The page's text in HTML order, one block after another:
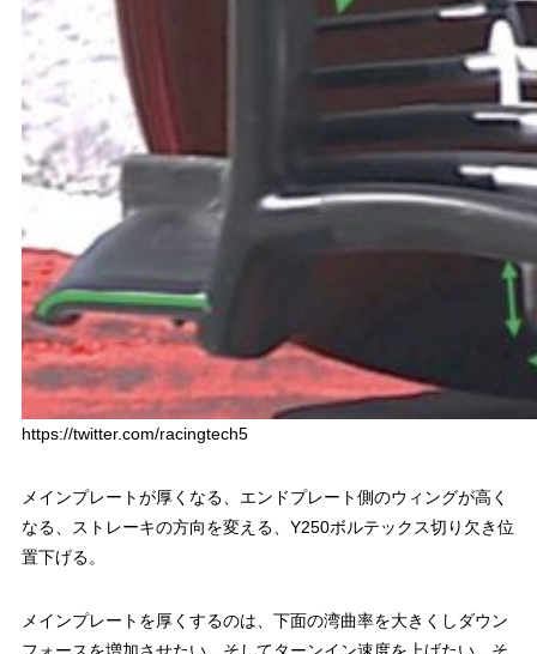
https://twitter.com/racingtech5
メインプレートが厚くなる、エンドプレート側のウィングが高く
なる、ストレーキの方向を変える、Y250ボルテックス切り欠き位
置下げる。
メインプレートを厚くするのは、下面の湾曲率を大きくしダウン
フォースを増加させたい、そしてターンイン速度を上げたい、そ